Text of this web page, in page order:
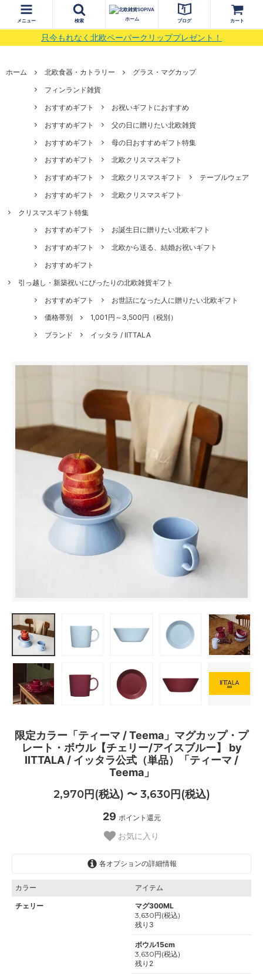
只今もれなく北欧ペーパークリッププレゼント！
メニュー 検索 ホーム ブログ カート
ホーム 北欧食器・カトラリー
グラス・マグカップ
フィンランド雑貨
おすすめギフト
お祝いギフトにおすすめ
おすすめギフト
父の日に贈りたい北欧雑貨
おすすめギフト
母の日おすすめギフト特集
おすすめギフト
北欧クリスマスギフト
おすすめギフト
北欧クリスマスギフト
テーブルウェア
おすすめギフト
北欧クリスマスギフト
クリスマスギフト特集
おすすめギフト
お誕生日に贈りたい北欧ギフト
おすすめギフト
北欧から送る、結婚お祝いギフト
おすすめギフト
引っ越し・新築祝いにぴったりの北欧雑貨ギフト
おすすめギフト
お世話になった人に贈りたい北欧ギフト
価格帯別
1,001円～3,500円（税別）
ブランド
イッタラ / IITTALA
限定カラー「ティーマ / Teema」マグカップ・プ
レート・ボウル【チェリー/アイスブルー】 by
IITTALA / イッタラ公式（単品）「ティーマ /
Teema」
2,970円(税込) 〜 3,630円(税込)
29 ポイント還元
お気に入り
各オプションの詳細情報
カラー アイテム
チェリー
マグ300ML
3,630円(税込)
残り3
ボウル15cm
3,630円(税込)
残り2